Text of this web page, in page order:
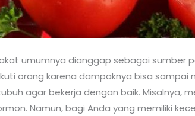
umumnya dianggap sebagai sumber
orang karena dampaknya bisa
agar bekerja dengan baik. Misalnya,
Namun, bagi Anda yang memiliki